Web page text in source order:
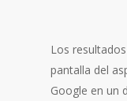
Los
pantalla del
Google en un